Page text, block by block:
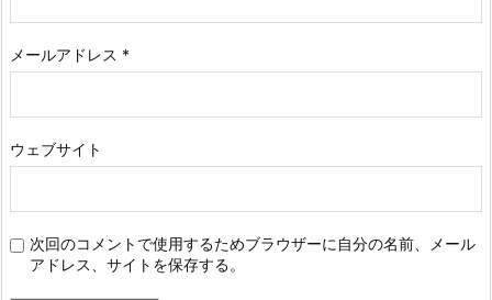
メールアドレス *
ウェブサイト
次回のコメントで使用するためブラウザーに自分の名前、メール
アドレス、サイトを保存する。